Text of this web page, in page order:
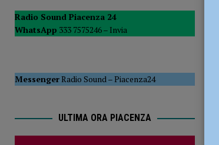
del Consiglio POLITICA
Radio Sound Piacenza 24
WhatsApp 333 7575246 – Invia
MessengerRadio Sound–Piacenza24
ULTIMA ORA PIACENZA